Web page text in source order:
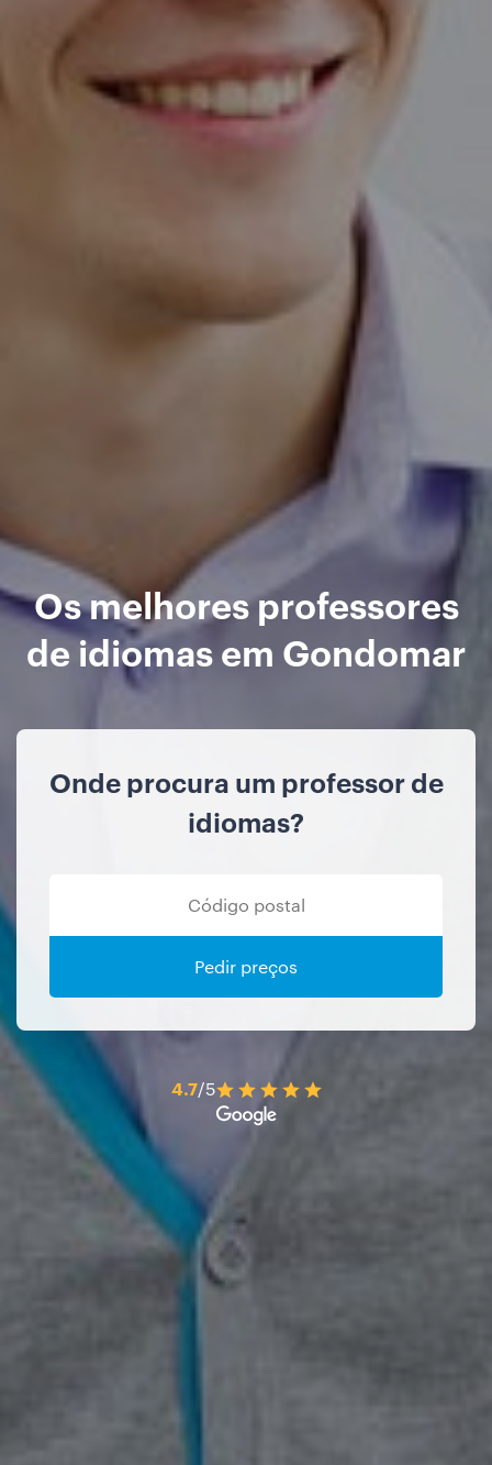
Os melhores professores
de idiomas em Gondomar
Onde procura um professor de
idiomas?
Pedir preços
4.7/5